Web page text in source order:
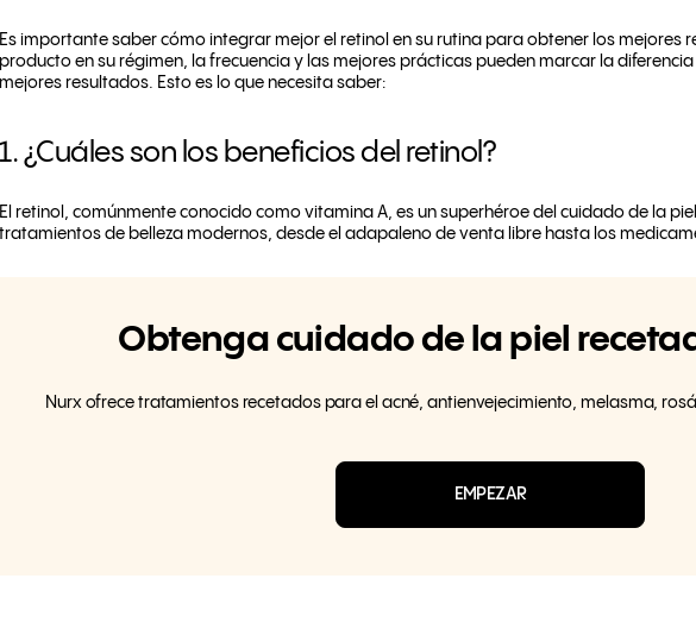
Es importante saber cómo integrar mejor el retinol en su rutina para obtener los mejores
producto en su régimen, la frecuencia y las mejores prácticas pueden marcar la
mejores resultados. Esto es lo que necesita saber:
1. ¿Cuáles son los beneficios del retinol?
El retinol, comúnmente conocido como vitamina A, es un superhéroe del cuidado de la
tratamientos de belleza modernos, desde el adapaleno de venta libre hasta los
Obtenga cuidado de la piel
Nurx ofrece tratamientos recetados para el acné, antienvejecimiento, melasma,
EMPEZAR